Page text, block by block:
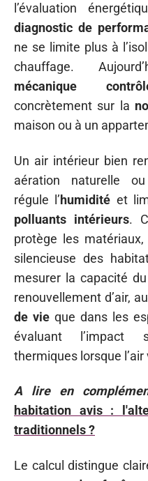
l’évaluation
diagnostic de
ne se limite plus à
chauffage.
mécanique
concrètement sur la
maison ou à un
Un air intérieur bien
aération naturelle
régule l’humidité et
polluants intérieurs.
protège les
silencieuse des
mesurer la capacité
renouvellement d’air,
de vie que dans les
évaluant l’impact
thermiques lorsque
A lire en
habitation avis :
traditionnels ?
Le calcul distingue